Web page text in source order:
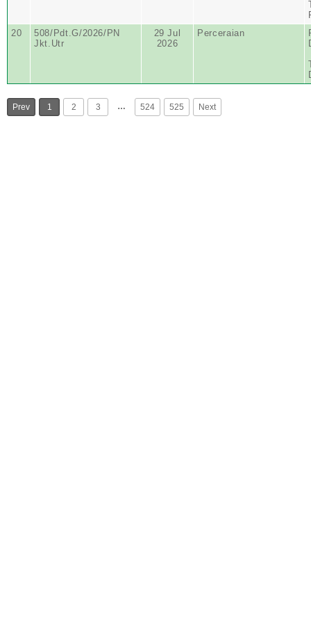
20
508/Pdt.G/2026/PN
Jkt.Utr
29 Jul
2026
Perceraian
Prev 1 2 3 … 524 525 Next